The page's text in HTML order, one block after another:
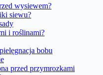
wysiewem?
siewu?
i roślinami?
bobu
przed przymrozkami